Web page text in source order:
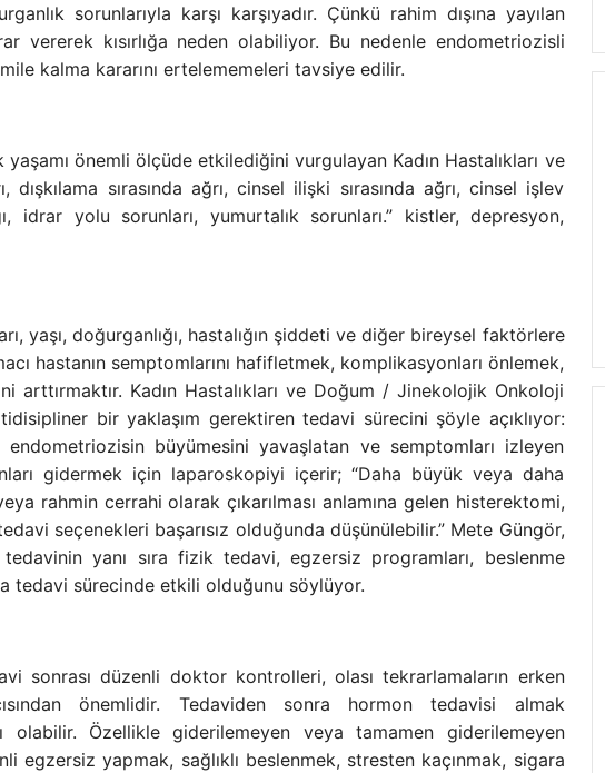
sorunlarıyla karşı karşıyadır. Çünkü rahim dışına yayılan
vererek kısırlığa neden olabiliyor. Bu nedenle endometriozisli
kalma kararını ertelememeleri tavsiye edilir.
önemli ölçüde etkilediğini vurgulayan Kadın Hastalıkları ve
sırasında ağrı, cinsel ilişki sırasında ağrı, cinsel işlev
idrar yolu sorunları, yumurtalık sorunları.” kistler, depresyon,
yaşı, doğurganlığı, hastalığın şiddeti ve diğer bireysel faktörlere
hastanın semptomlarını hafifletmek, komplikasyonları önlemek,
arttırmaktır. Kadın Hastalıkları ve Doğum / Jinekolojik Onkoloji
bir yaklaşım gerektiren tedavi sürecini şöyle açıklıyor:
büyümesini yavaşlatan ve semptomları izleyen
gidermek için laparoskopiyi içerir; “Daha büyük veya daha
rahmin cerrahi olarak çıkarılması anlamına gelen histerektomi,
seçenekleri başarısız olduğunda düşünülebilir.” Mete Güngör,
yanı sıra fizik tedavi, egzersiz programları, beslenme
tedavi sürecinde etkili olduğunu söylüyor.
sonrası düzenli doktor kontrolleri, olası tekrarlamaların erken
önemlidir. Tedaviden sonra hormon tedavisi almak
olabilir. Özellikle giderilemeyen veya tamamen giderilemeyen
egzersiz yapmak, sağlıklı beslenmek, stresten kaçınmak, sigara